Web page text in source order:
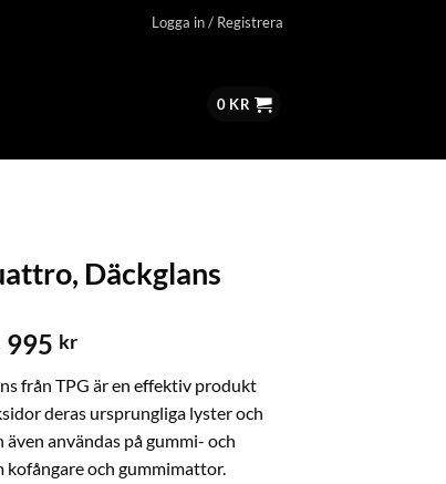
Logga in / Registrera
0 KR
Däckglans
995 kr
från TPG är en effektiv produkt
deras ursprungliga lyster och
även användas på gummi- och
kofångare och gummimattor.